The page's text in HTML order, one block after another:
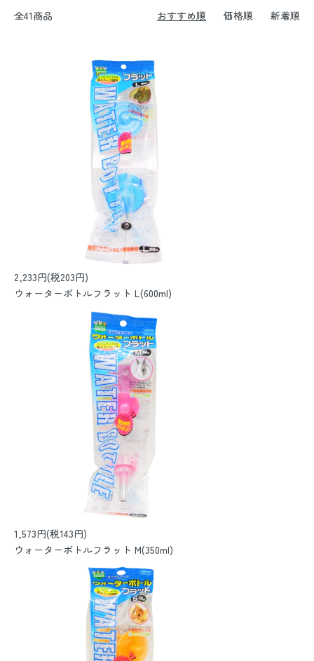
全41商品 おすすめ順 価格順 新着順
2,233円(税203円)
ウォーターボトルフラット L(600ml)
1,573円(税143円)
ウォーターボトルフラット M(350ml)